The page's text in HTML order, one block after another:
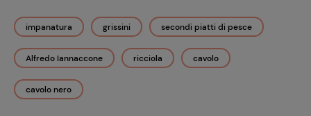
impanatura grissini secondi piatti di pesce
Alfredo Iannaccone ricciola cavolo
cavolo nero